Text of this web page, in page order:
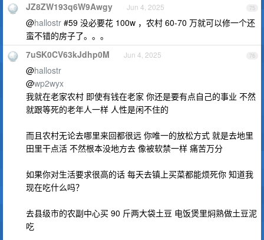
75
JZ8ZW193q6W9Awgy Jun 4, 2025
@hallostr #59 没必要花 100w ，农村 60-70 万就可以修一个还
蛮不错的房子了。。。
76
7uSK0CV63kJdhp0M Jun 4, 2025
@hallostr
@wp2wyx
我就在老家农村 即使有钱在老家 你还是要有点自己的事业 不然
就跟等死的老年人一样 人性是闲不住的
而且农村无论去哪里来回都很远 你唯一的放松方式 就是去地里
田里干点活 不然根本没地方去 像被软禁一样 痛苦万分
如果你对生活要求很高的话 每天去镇上买菜都能烦死你 知道我
现在吃什么吗？
去县级市的农副中心买 90 斤两大袋土豆 电饭煲里焖熟做土豆泥
吃